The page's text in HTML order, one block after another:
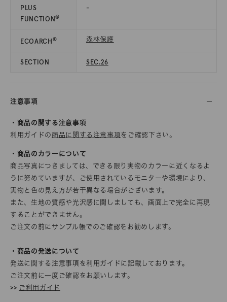
PLUS
FUNCTION®
-
ECOARCH® 森林保護
SECTION SEC.26
注意事項
・商品の関する注意事項
利用ガイドの商品に関する注意事項をご確認下さい。
・商品のカラーについて
商品写真につきましては、できる限り実物のカラーに近くなるよ
うに努めていますが、ご使用されているモニターや環境により、
実物と色の見え方が若干異なる場合がございます。
また、生地の質感や光沢感に関しましても、画面上で完全に再現
することができません。
ご注文の前にサンプル帳でのご確認をお勧めします。
・商品の発送について
発送に関する注意事項を利用ガイドに記載しております。
ご注文前に一度ご確認をお願いします。
>> ご利用ガイド